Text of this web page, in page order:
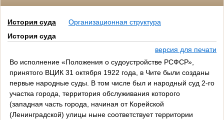
История суда
Организационная структура
История суда
версия для печати
Во исполнение «Положения о судоустройстве РСФСР»,
принятого ВЦИК 31 октября 1922 года, в Чите были созданы
первые народные суды. В том числе был и народный суд 2-го
участка города, территория обслуживания которого
(западная часть города, начиная от Корейской
(Ленинградской) улицы ныне соответствует территории